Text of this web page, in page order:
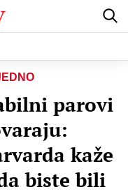
parovi
kaže
biste bili